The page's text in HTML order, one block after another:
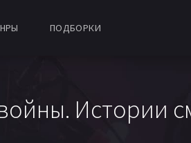
ПОДБОРКИ
Истории